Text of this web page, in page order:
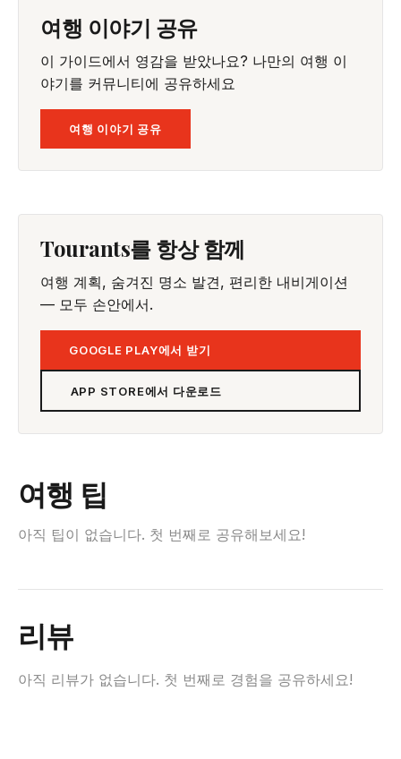
여행 이야기 공유
이 가이드에서 영감을 받았나요? 나만의 여행 이
야기를 커뮤니티에 공유하세요
여행 이야기 공유
Tourants를 항상 함께
여행 계획, 숨겨진 명소 발견, 편리한 내비게이션
— 모두 손안에서.
GOOGLE PLAY에서 받기
APP STORE에서 다운로드
여행 팁
아직 팁이 없습니다. 첫 번째로 공유해보세요!
리뷰
아직 리뷰가 없습니다. 첫 번째로 경험을 공유하세요!